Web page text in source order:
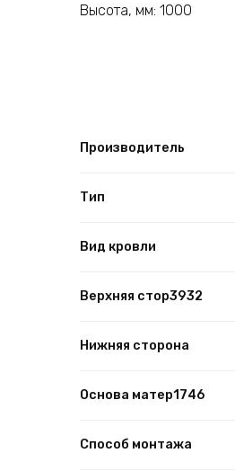
Высота, мм: 1000
Производитель
Тип
Вид кровли
Верхняя стор3932
Нижняя сторона
Основа матер1746
Способ монтажа